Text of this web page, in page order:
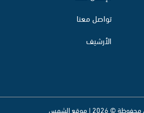
تواصل معنا
الأرشيف
2026 | موقع الشمس